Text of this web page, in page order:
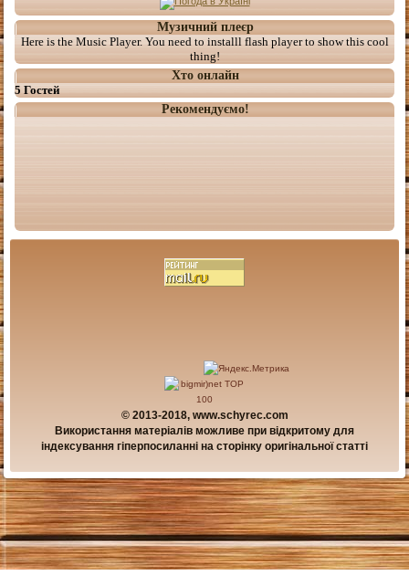
Музичний плеєр
Here is the Music Player. You need to installl flash player to show this cool
thing!
Хто онлайн
5 Гостей
Рекомендуємо!
© 2013-2018, www.schyrec.com
Використання матеріалів можливе при відкритому для
індексування гіперпосиланні на сторінку оригінальної статті